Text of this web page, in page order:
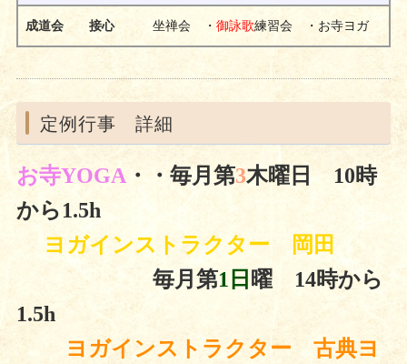
成道会 接心 坐禅会 ・ 御詠歌練習会 ・お寺ヨガ
定例行事 詳細
お寺YOGA ・ ・毎月第3木曜日 10時
から1.5h
ヨガインストラクター 岡田
毎月第1日 曜 14時から
1.5h
ヨガインストラクター 古典ヨ